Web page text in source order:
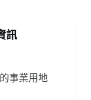
訊
事業用地